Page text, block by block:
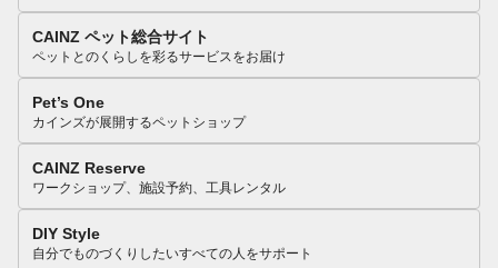
CAINZ ペット総合サイト
ペットとのくらしを彩るサービスをお届け
Pet’s One
カインズが展開するペットショップ
CAINZ Reserve
ワークショップ、施設予約、工具レンタル
DIY Style
自分でものづくりしたいすべての人をサポート